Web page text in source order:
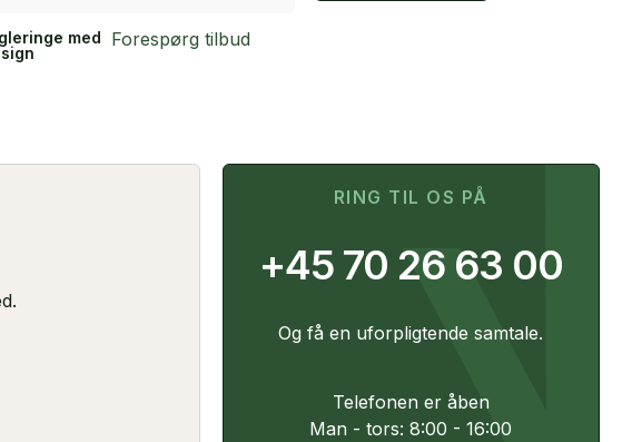
med
Forespørg tilbud
RING TIL OS PÅ
+45 70 26 63 00
Og få en uforpligtende samtale.
Telefonen er åben
Man - tors: 8:00 - 16:00